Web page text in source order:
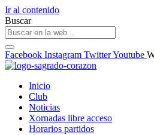
Ir al contenido
Buscar
Facebook Instagram TwitterYoutube
Inicio
Club
Noticias
Xornadas libre acceso
Horarios partidos